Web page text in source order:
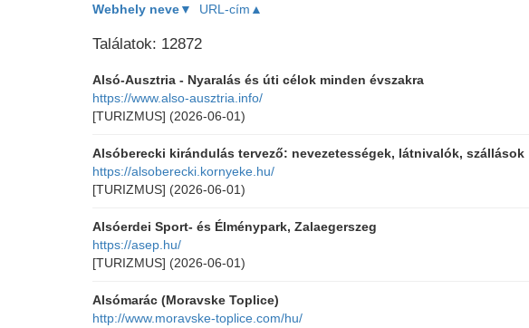
Webhely neve▼ URL-cím▲
Találatok: 12872
Alsó-Ausztria - Nyaralás és úti célok minden évszakra
https://www.also-ausztria.info/
[TURIZMUS] (2026-06-01)
Alsóberecki kirándulás tervező: nevezetességek, látnivalók, szállások
https://alsoberecki.kornyeke.hu/
[TURIZMUS] (2026-06-01)
Alsóerdei Sport- és Élménypark, Zalaegerszeg
https://asep.hu/
[TURIZMUS] (2026-06-01)
Alsómarác (Moravske Toplice)
http://www.moravske-toplice.com/hu/